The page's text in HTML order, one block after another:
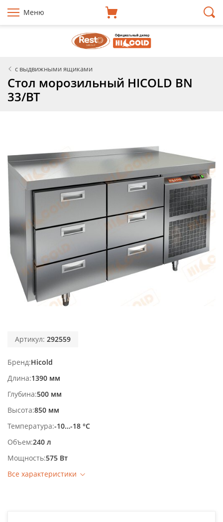
Меню
с выдвижными ящиками
Стол морозильный HICOLD BN
33/BT
Артикул: 292559
Бренд Hicold
Длина 1390 мм
Глубина 500 мм
Высота 850 мм
Температура -10…-18 °С
Объем 240 л
Мощность 575 Вт
Все характеристики